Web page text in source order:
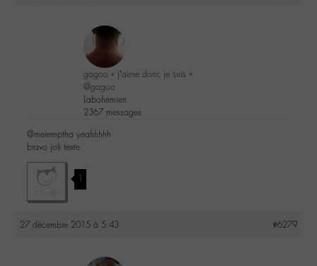
gagoo « j’aime donc je suis »
@gagoo
Labohémien
2367 messages
@meremptha yeahhhhh
bravo joli texte
1
27 décembre 2015 à 5:43 #6279